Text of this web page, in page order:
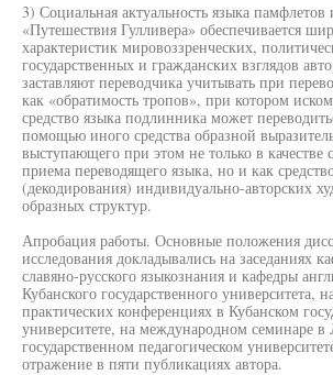
3) Социальная актуальность языка
«Путешествия Гулливера» обеспечивается
характеристик мировоззренческих,
государственных и гражданских взглядов
заставляют переводчика учитывать при
как «обратимость тропов», при котором
средство языка подлинника может
помощью иного средства образной
выступающего при этом не только в качестве
приема переводящего языка, но и как
(декодирования) индивидуально-авторских
образных структур.
Апробация работы. Основные положения
исследования докладывались на заседаниях
славяно-русского языкознания и кафедры
Кубанского государственного университета,
практических конференциях в Кубанском
университете, на международном семинаре в
государственном педагогическом
отражение в пяти публикациях автора.